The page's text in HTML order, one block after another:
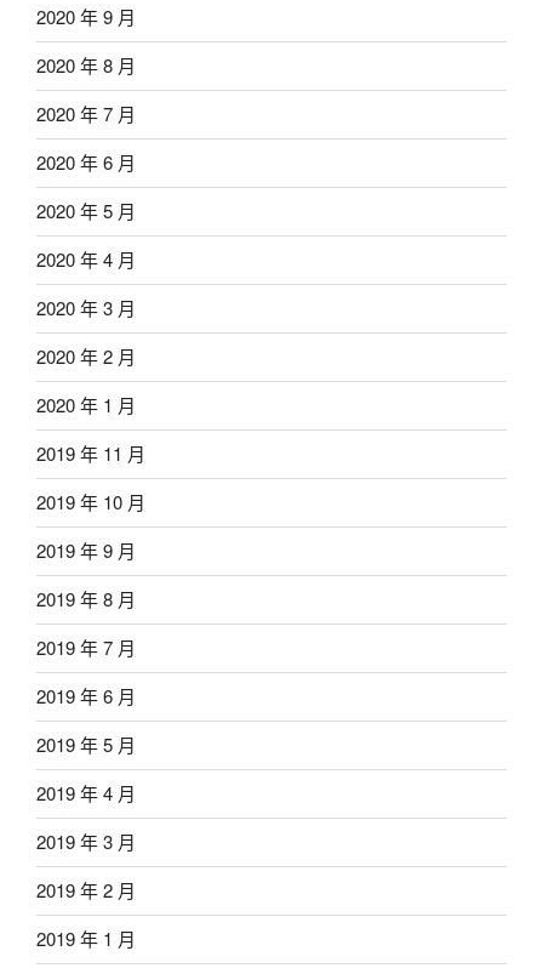
2020 年 9 月
2020 年 8 月
2020 年 7 月
2020 年 6 月
2020 年 5 月
2020 年 4 月
2020 年 3 月
2020 年 2 月
2020 年 1 月
2019 年 11 月
2019 年 10 月
2019 年 9 月
2019 年 8 月
2019 年 7 月
2019 年 6 月
2019 年 5 月
2019 年 4 月
2019 年 3 月
2019 年 2 月
2019 年 1 月